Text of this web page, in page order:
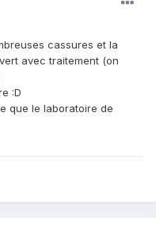
cassures et la
avec traitement (on
:D
que le laboratoire de